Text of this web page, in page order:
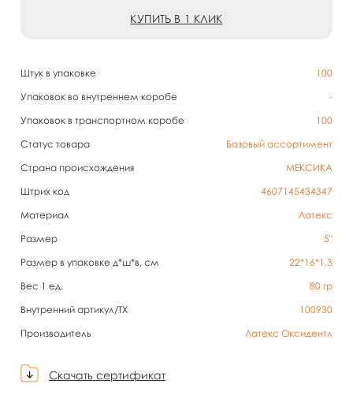
Штук в упаковке
100
Упаковок во внутреннем коробе
-
Упаковок в транспортном коробе
100
Статус товара
Базовый ассортимент
Страна происхождения
МЕКСИКА
Штрих код
4607145434347
Материал
Латекс
Размер
5"
Размер в упаковке д*ш*в, см
22*16*1,3
Вес 1 ед.
80 гр
Внутренний артикул/TX
100930
Производитель
Латекс Оксидентл
Скачать сертификат
КУПИТЬ В 1 КЛИК